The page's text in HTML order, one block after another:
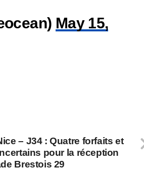
May 15,
– J34 : Quatre forfaits et
pour la réception
Brestois 29